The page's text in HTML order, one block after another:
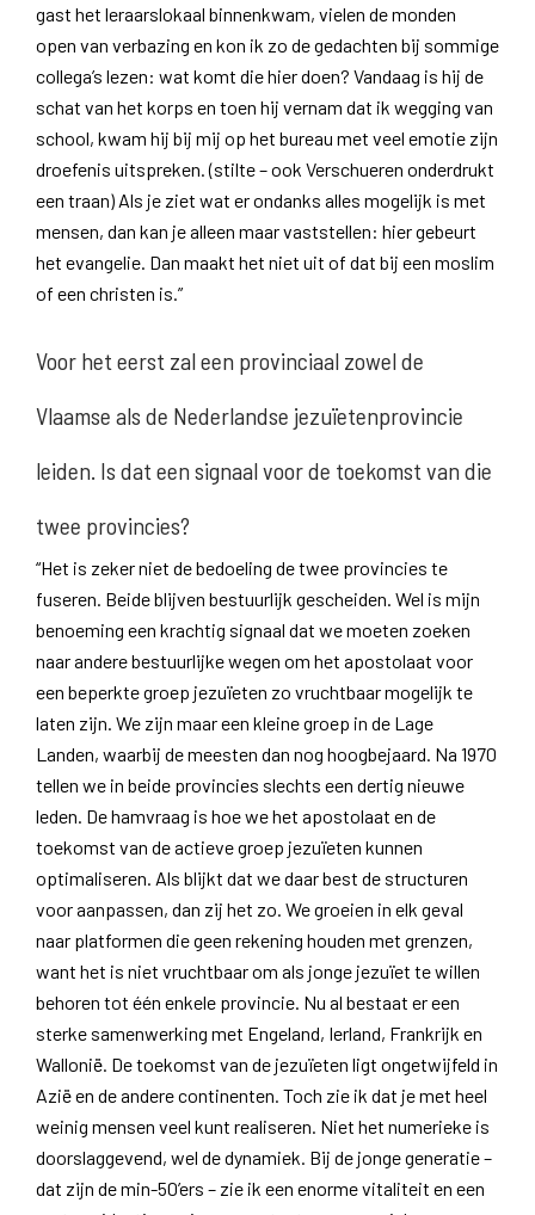
gast het leraarslokaal binnenkwam, vielen de monden
open van verbazing en kon ik zo de gedachten bij sommige
collega’s lezen: wat komt die hier doen? Vandaag is hij de
schat van het korps en toen hij vernam dat ik wegging van
school, kwam hij bij mij op het bureau met veel emotie zijn
droefenis uitspreken. (stilte – ook Verschueren onderdrukt
een traan) Als je ziet wat er ondanks alles mogelijk is met
mensen, dan kan je alleen maar vaststellen: hier gebeurt
het evangelie. Dan maakt het niet uit of dat bij een moslim
of een christen is.”
Voor het eerst zal een provinciaal zowel de
Vlaamse als de Nederlandse jezuïetenprovincie
leiden. Is dat een signaal voor de toekomst van die
twee provincies?
“Het is zeker niet de bedoeling de twee provincies te
fuseren. Beide blijven bestuurlijk gescheiden. Wel is mijn
benoeming een krachtig signaal dat we moeten zoeken
naar andere bestuurlijke wegen om het apostolaat voor
een beperkte groep jezuïeten zo vruchtbaar mogelijk te
laten zijn. We zijn maar een kleine groep in de Lage
Landen, waarbij de meesten dan nog hoogbejaard. Na 1970
tellen we in beide provincies slechts een dertig nieuwe
leden. De hamvraag is hoe we het apostolaat en de
toekomst van de actieve groep jezuïeten kunnen
optimaliseren. Als blijkt dat we daar best de structuren
voor aanpassen, dan zij het zo. We groeien in elk geval
naar platformen die geen rekening houden met grenzen,
want het is niet vruchtbaar om als jonge jezuïet te willen
behoren tot één enkele provincie. Nu al bestaat er een
sterke samenwerking met Engeland, Ierland, Frankrijk en
Wallonië. De toekomst van de jezuïeten ligt ongetwijfeld in
Azië en de andere continenten. Toch zie ik dat je met heel
weinig mensen veel kunt realiseren. Niet het numerieke is
doorslaggevend, wel de dynamiek. Bij de jonge generatie –
dat zijn de min-50’ers – zie ik een enorme vitaliteit en een